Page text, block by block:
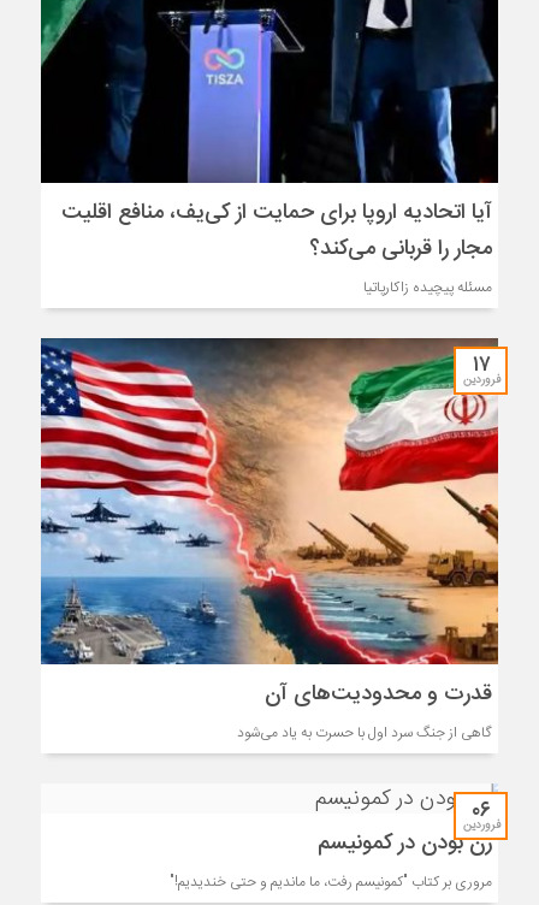
آیا اتحادیه اروپا برای حمایت از کی‌یف، منافع اقلیت
مجار را قربانی می‌کند؟
مسئله پیچیده زاکارپاتیا
۱۷
فروردین
قدرت و محدودیت‌های آن
گاهی از جنگ سرد اول با حسرت به یاد می‌شود
۰۶
فروردین
زن بودن در کمونیسم
مروری بر کتاب "کمونیسم رفت، ما ماندیم و حتی خندیدیم!"